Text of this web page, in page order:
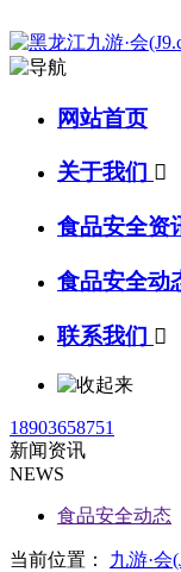
网站首页
关于我们 
食品安全资
食品安全动
联系我们 
18903658751
新闻资讯
NEWS
食品安全动态
当前位置： 九游·会